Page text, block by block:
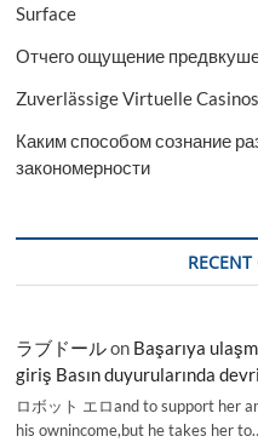
Surface
Отчего ощущение
Zuverlässige Virtuelle
Каким способом сознание
закономерности
ラブドールon Başarıya
giriş Basın duyurularında
ロボット エロand to support her
his ownincome,but he takes her